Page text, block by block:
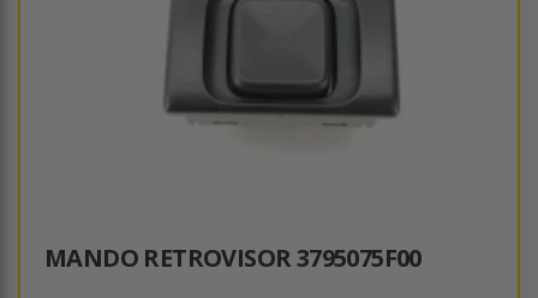
MANDO RETROVISOR 3795075F00